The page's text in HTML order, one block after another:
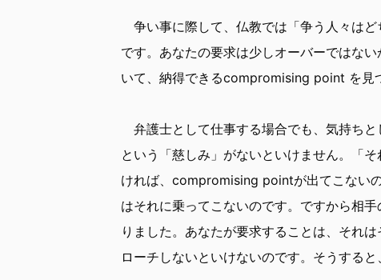
争い事に際して、仏教では「争う人々は
です。あなたの要求は少しオーバーではな
いて、納得できるcompromising point を見
弁護士として仕事する場合でも、気持ち
という「慈しみ」がないといけません。「
ければ、compromising pointが出てこない
はそれに乗ってこないのです。ですから相
りました。あなたが要求することは、それ
ローチしないといけないのです。そうする